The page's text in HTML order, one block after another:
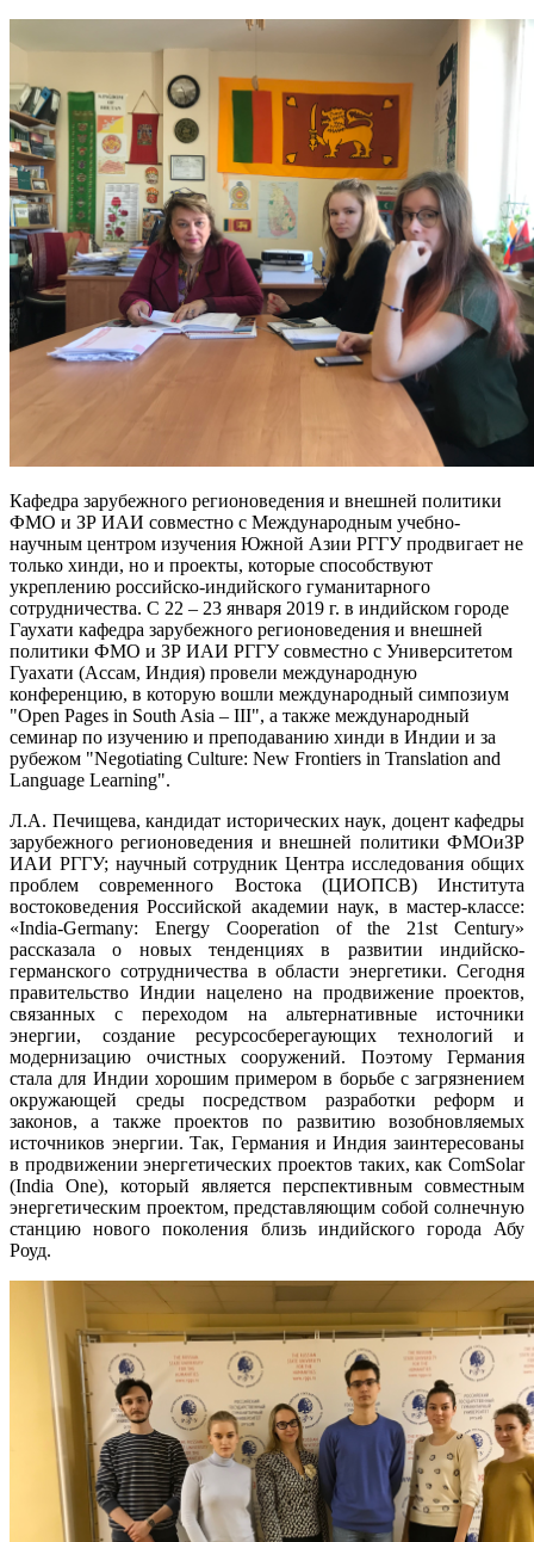
Кафедра зарубежного регионоведения и внешней политики
ФМО и ЗР ИАИ совместно с Международным учебно-
научным центром изучения Южной Азии РГГУ продвигает не
только хинди, но и проекты, которые способствуют
укреплению российско-индийского гуманитарного
сотрудничества. С 22 – 23 января 2019 г. в индийском городе
Гаухати кафедра зарубежного регионоведения и внешней
политики ФМО и ЗР ИАИ РГГУ совместно с Университетом
Гуахати (Ассам, Индия) провели международную
конференцию, в которую вошли международный симпозиум
"Open Pages in South Asia – III", а также международный
семинар по изучению и преподаванию хинди в Индии и за
рубежом "Negotiating Culture: New Frontiers in Translation and
Language Learning".
Л.А. Печищева, кандидат исторических наук, доцент кафедры
зарубежного регионоведения и внешней политики ФМОиЗР
ИАИ РГГУ; научный сотрудник Центра исследования общих
проблем современного Востока (ЦИОПСВ) Института
востоковедения Российской академии наук, в мастер-классе:
«India-Germany: Energy Cooperation of the 21st Century»
рассказала о новых тенденциях в развитии индийско-
германского сотрудничества в области энергетики. Сегодня
правительство Индии нацелено на продвижение проектов,
связанных с переходом на альтернативные источники
энергии, создание ресурсосберегаующих технологий и
модернизацию очистных сооружений. Поэтому Германия
стала для Индии хорошим примером в борьбе с загрязнением
окружающей среды посредством разработки реформ и
законов, а также проектов по развитию возобновляемых
источников энергии. Так, Германия и Индия заинтересованы
в продвижении энергетических проектов таких, как ComSolar
(India One), который является перспективным совместным
энергетическим проектом, представляющим собой солнечную
станцию нового поколения близь индийского города Абу
Роуд.